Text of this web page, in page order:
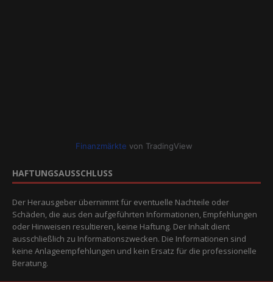
Finanzmärkte von TradingView
HAFTUNGSAUSSCHLUSS
Der Herausgeber übernimmt für eventuelle Nachteile oder
Schäden, die aus den aufgeführten Informationen, Empfehlungen
oder Hinweisen resultieren, keine Haftung. Der Inhalt dient
ausschließlich zu Informationszwecken. Die Informationen sind
keine Anlageempfehlungen und kein Ersatz für die professionelle
Beratung.